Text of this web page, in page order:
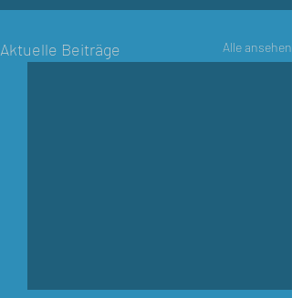
Aktuelle Beiträge Alle ansehen